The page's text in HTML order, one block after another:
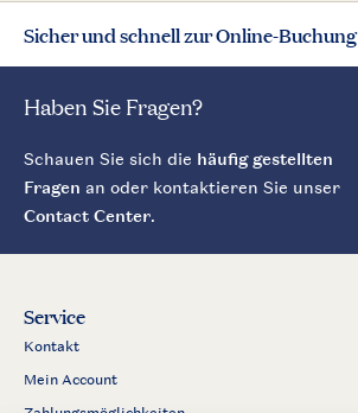
Sicher und schnell zur Online-Buchung
Haben Sie Fragen?
Schauen Sie sich die häufig gestellten
Fragen an oder kontaktieren Sie unser
Contact Center.
Service
Kontakt
Mein Account